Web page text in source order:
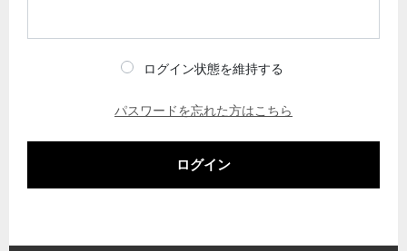
ログイン状態を維持する
パスワードを忘れた方はこちら
ログイン